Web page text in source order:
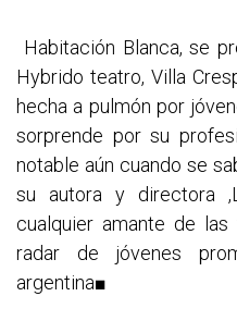
Habitación Blanca, se
Hybrido teatro, Villa
hecha a pulmón por
sorprende por su
notable aún cuando se
su autora y directora
cualquier amante de
radar de jóvenes
argentina■